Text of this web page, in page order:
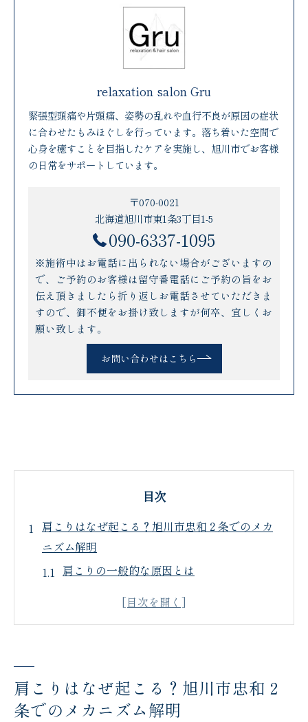
relaxation salon Gru
緊張型頭痛や片頭痛、姿勢の乱れや血行不良が原因の症状
に合わせたもみほぐしを行っています。落ち着いた空間で
心身を癒すことを目指したケアを実施し、旭川市でお客様
の日常をサポートしています。
〒070-0021
北海道旭川市東1条3丁目1-5
090-6337-1095
※施術中はお電話に出られない場合がございますの
で、ご予約のお客様は留守番電話にご予約の旨をお
伝え頂きましたら折り返しお電話させていただきま
すので、御不便をお掛け致しますが何卒、宜しくお
願い致します。
お問い合わせはこちら
目次
肩こりはなぜ起こる？旭川市忠和２条でのメカ
ニズム解明
肩こりの一般的な原因とは
ストレスと肩こりの関係
季節の変化が肩こりに与える影響
肩こり対策に有効な生活習慣
肩こりはなぜ起こる？旭川市忠和２
条でのメカニズム解明